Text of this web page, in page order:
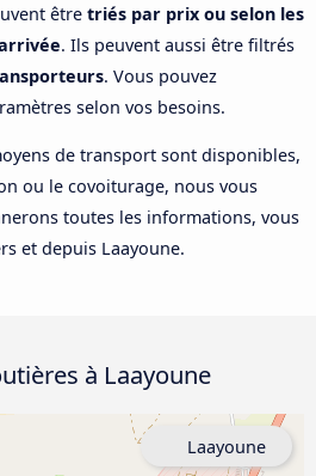
être triés par prix ou selon les
. Ils peuvent aussi être filtrés
. Vous pouvez
selon vos besoins.
de transport sont disponibles,
ou le covoiturage, nous vous
toutes les informations, vous
et depuis Laayoune.
à Laayoune
Laayoune